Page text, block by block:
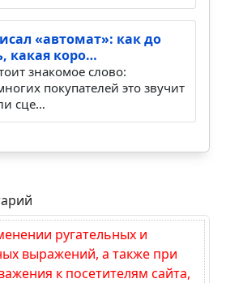
«автомат»: как до
какая коро…
знакомое слово:
покупателей это звучит
сце…